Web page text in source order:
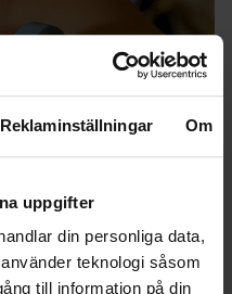
Reklaminställningar Om
uppgifter
din personliga data,
teknologi såsom
till information på din